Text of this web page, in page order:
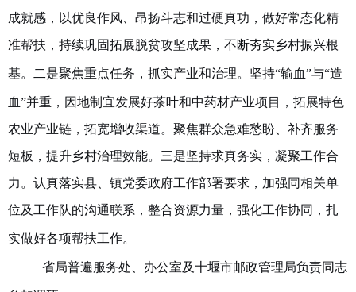
成就感，以优良作风、昂扬斗志和过硬真功，做好常态化精
准帮扶，持续巩固拓展脱贫攻坚成果，不断夯实乡村振兴根
基。二是聚焦重点任务，抓实产业和治理。坚持“输血”与“造
血”并重，因地制宜发展好茶叶和中药材产业项目，拓展特色
农业产业链，拓宽增收渠道。 聚焦群众急难愁盼、 补齐服务
短板，提升乡村治理效能。 三是坚持求真务实，凝聚工作合
力。 认真落实县、镇党委政府工作部署要求，加强同相关单
位及工作队的沟通联系，整合资源力量，强化工作协同，扎
实做好各项帮扶工作。
省局普遍服务处、办公室及十堰市邮政管理局负责同志